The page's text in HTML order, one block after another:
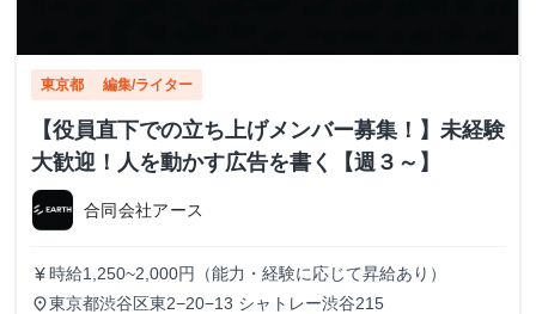
東京都 編集/ライター
【役員直下での立ち上げメンバー募集！】未経験
大歓迎！人を動かす広告を書く【週３～】
合同会社アース
currency_yen 時給1,250~2,000円（能力・経験に応じて昇給あり）
place東京都渋谷区東2−20−13 シャトレー渋谷215